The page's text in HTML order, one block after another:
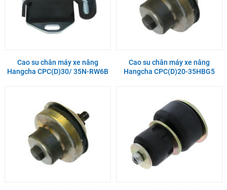
Cao su chân máy xe nâng
Hangcha CPC(D)30/ 35N-RW6B
Cao su chân máy xe nâng
Hangcha CPC(D)20-35HBG5